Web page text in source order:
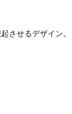
させるデザイン。